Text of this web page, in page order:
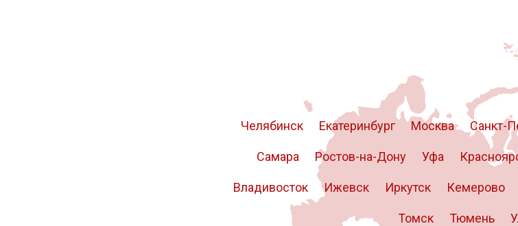
Челябинск Екатеринбург Москва Санкт-
Самара Ростов-на-Дону Уфа
Владивосток Ижевск Иркутск Кемерово
Томск Тюмень